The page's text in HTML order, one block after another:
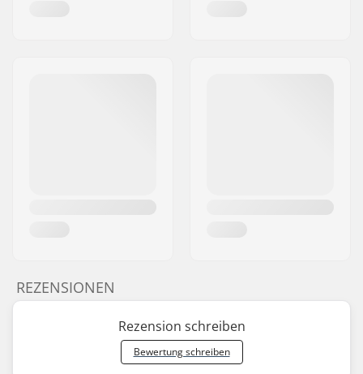
REZENSIONEN
Rezension schreiben
Bewertung schreiben